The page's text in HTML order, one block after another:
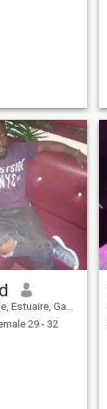
Estuaire, Gabon
29 - 32